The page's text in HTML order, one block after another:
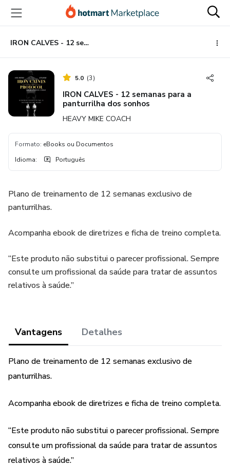
para
conteúdo
principal
para
pagamento
para
rodapé
IRON CALVES - 12 semanas para a panturrilha dos sonhos
5.0 (3)
IRON CALVES - 12 semanas para a
panturrilha dos sonhos
HEAVY MIKE COACH
Formato: eBooks ou Documentos
Idioma: Português
Plano de treinamento de 12 semanas exclusivo de
panturrilhas.
Acompanha ebook de diretrizes e ficha de treino completa.
“Este produto não substitui o parecer profissional. Sempre
consulte um profissional da saúde para tratar de assuntos
relativos à saúde.”
Vantagens Detalhes
Plano de treinamento de 12 semanas exclusivo de
panturrilhas.
Acompanha ebook de diretrizes e ficha de treino completa.
“Este produto não substitui o parecer profissional. Sempre
consulte um profissional da saúde para tratar de assuntos
relativos à saúde.”